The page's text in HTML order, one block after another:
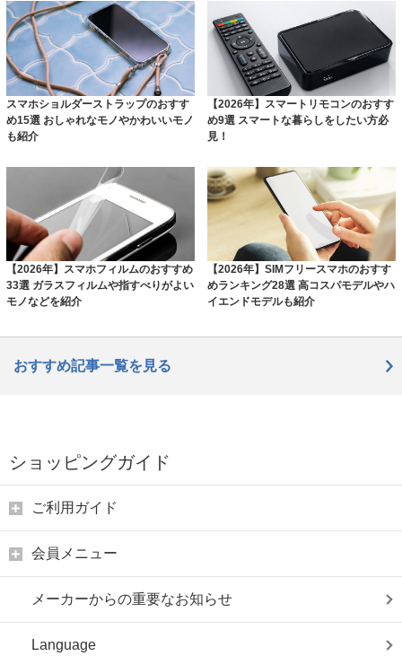
スマホショルダーストラップのおすす
め15選 おしゃれなモノやかわいいモノ
も紹介
【2026年】スマートリモコンのおすす
め9選 スマートな暮らしをしたい方必
見！
【2026年】スマホフィルムのおすすめ
33選 ガラスフィルムや指すべりがよい
モノなどを紹介
【2026年】SIMフリースマホのおすす
めランキング28選 高コスパモデルやハ
イエンドモデルも紹介
おすすめ記事一覧を見る
ショッピングガイド
ご利用ガイド
会員メニュー
メーカーからの重要なお知らせ
Language